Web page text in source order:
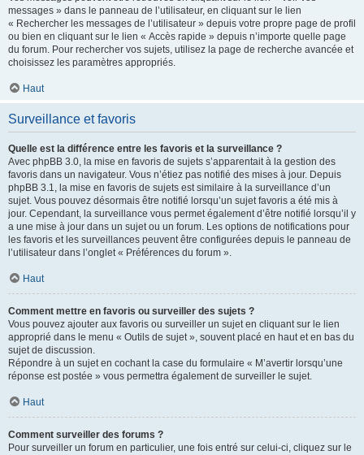
messages » dans le panneau de l’utilisateur, en cliquant sur le lien
« Rechercher les messages de l’utilisateur » depuis votre propre page de profil
ou bien en cliquant sur le lien « Accès rapide » depuis n’importe quelle page
du forum. Pour rechercher vos sujets, utilisez la page de recherche avancée et
choisissez les paramètres appropriés.
Haut
Surveillance et favoris
Quelle est la différence entre les favoris et la surveillance ?
Avec phpBB 3.0, la mise en favoris de sujets s’apparentait à la gestion des
favoris dans un navigateur. Vous n’étiez pas notifié des mises à jour. Depuis
phpBB 3.1, la mise en favoris de sujets est similaire à la surveillance d’un
sujet. Vous pouvez désormais être notifié lorsqu’un sujet favoris a été mis à
jour. Cependant, la surveillance vous permet également d’être notifié lorsqu’il y
a une mise à jour dans un sujet ou un forum. Les options de notifications pour
les favoris et les surveillances peuvent être configurées depuis le panneau de
l’utilisateur dans l’onglet « Préférences du forum ».
Haut
Comment mettre en favoris ou surveiller des sujets ?
Vous pouvez ajouter aux favoris ou surveiller un sujet en cliquant sur le lien
approprié dans le menu « Outils de sujet », souvent placé en haut et en bas du
sujet de discussion.
Répondre à un sujet en cochant la case du formulaire « M’avertir lorsqu’une
réponse est postée » vous permettra également de surveiller le sujet.
Haut
Comment surveiller des forums ?
Pour surveiller un forum en particulier, une fois entré sur celui-ci, cliquez sur le